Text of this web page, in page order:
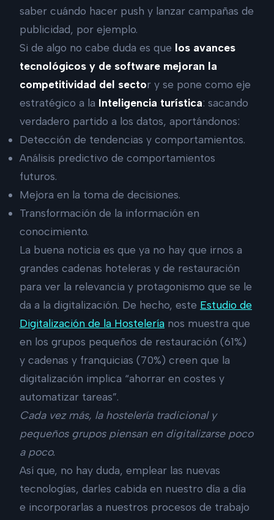
saber cuándo hacer push y lanzar campañas de
publicidad, por ejemplo.
Si de algo no cabe duda es que los avances
tecnológicos y de software mejoran la
competitividad del sector y se pone como eje
estratégico a la Inteligencia turística: sacando
verdadero partido a los datos, aportándonos:
Detección de tendencias y comportamientos.
Análisis predictivo de comportamientos
futuros.
Mejora en la toma de decisiones.
Transformación de la información en
conocimiento.
La buena noticia es que ya no hay que irnos a
grandes cadenas hoteleras y de restauración
para ver la relevancia y protagonismo que se le
da a la digitalización. De hecho, este Estudio de
Digitalización de la Hostelería nos muestra que
en los grupos pequeños de restauración (61%)
y cadenas y franquicias (70%) creen que la
digitalización implica “ahorrar en costes y
automatizar tareas”.
Cada vez más, la hostelería tradicional y
pequeños grupos piensan en digitalizarse poco
a poco.
Así que, no hay duda, emplear las nuevas
tecnologías, darles cabida en nuestro día a día
e incorporarlas a nuestros procesos de trabajo